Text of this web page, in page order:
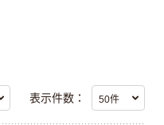
表示件数：